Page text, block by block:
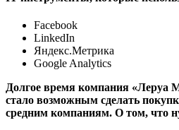
Facebook
LinkedIn
Яндекс.Метрика
Google Analytics
Долгое время компания «Леруа
стало возможным сделать
средним компаниям. О том, что